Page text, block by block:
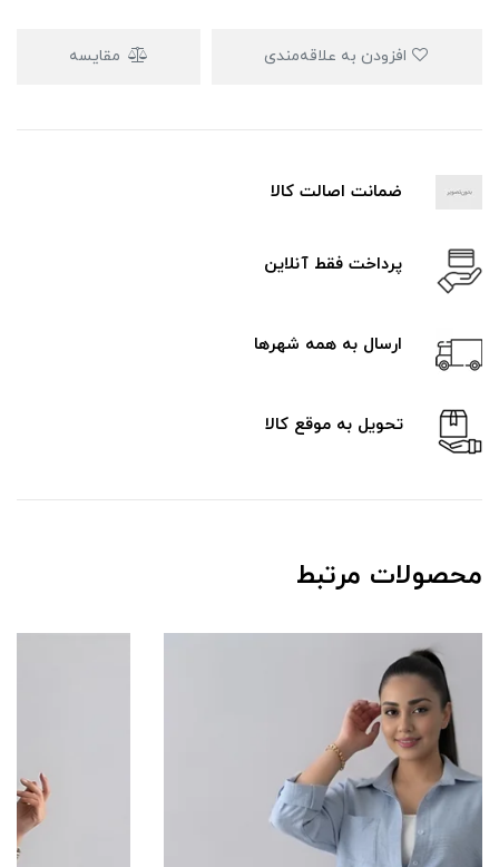
مقایسه
ضمانت اصالت کالا
پرداخت فقط آنلاین
ارسال به همه شهرها
تحویل به موقع کالا
محصولات مرتبط